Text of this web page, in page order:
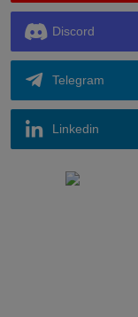
Discord
Telegram
Linkedin